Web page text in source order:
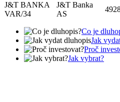
J&T BANKA
VAR/34
J&T Banka
AS
Co je
Jak
Proč
Jak vybrat?